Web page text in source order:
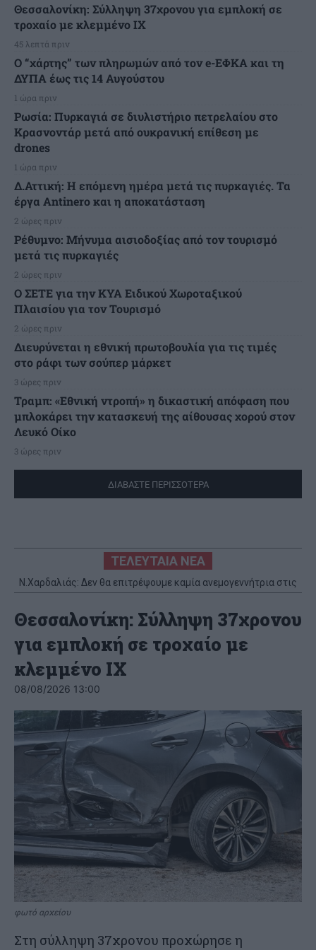
Θεσσαλονίκη: Σύλληψη 37χρονου για εμπλοκή σε
τροχαίο με κλεμμένο ΙΧ
45 λεπτά πριν
Ο “χάρτης” των πληρωμών από τον e-ΕΦΚΑ και τη
ΔΥΠΑ έως τις 14 Αυγούστου
1 ώρα πριν
Ρωσία: Πυρκαγιά σε διυλιστήριο πετρελαίου στο
Κρασνοντάρ μετά από ουκρανική επίθεση με
drones
1 ώρα πριν
Δ.Αττική: Η επόμενη ημέρα μετά τις πυρκαγιές. Τα
έργα Antinero και η αποκατάσταση
2 ώρες πριν
Ρέθυμνο: Μήνυμα αισιοδοξίας από τον τουρισμό
μετά τις πυρκαγιές
2 ώρες πριν
Ο ΣΕΤΕ για την ΚΥΑ Ειδικού Χωροταξικού
Πλαισίου για τον Τουρισμό
2 ώρες πριν
Διευρύνεται η εθνική πρωτοβουλία για τις τιμές
στο ράφι των σούπερ μάρκετ
3 ώρες πριν
Τραμπ: «Εθνική ντροπή» η δικαστική απόφαση που
μπλοκάρει την κατασκευή της αίθουσας χορού στον
Λευκό Οίκο
3 ώρες πριν
ΔΙΑΒΑΣΤΕ ΠΕΡΙΣΣΟΤΕΡΑ